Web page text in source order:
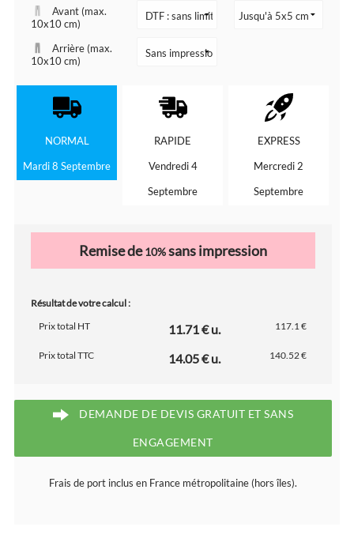
Avant (max.
10x10 cm)
Arrière (max.
10x10 cm)
NORMAL
Mardi 8 Septembre
RAPIDE
Vendredi 4
Septembre
EXPRESS
Mercredi 2
Septembre
Remise de10%sans impression
Résultat de votre calcul :
Prix total HT
11.71 € u. 117.1 €
Prix total TTC 14.05 € u. 140.52 €
DEMANDE DE DEVIS GRATUIT ET SANS
ENGAGEMENT
Frais de port inclus en France métropolitaine (hors îles).